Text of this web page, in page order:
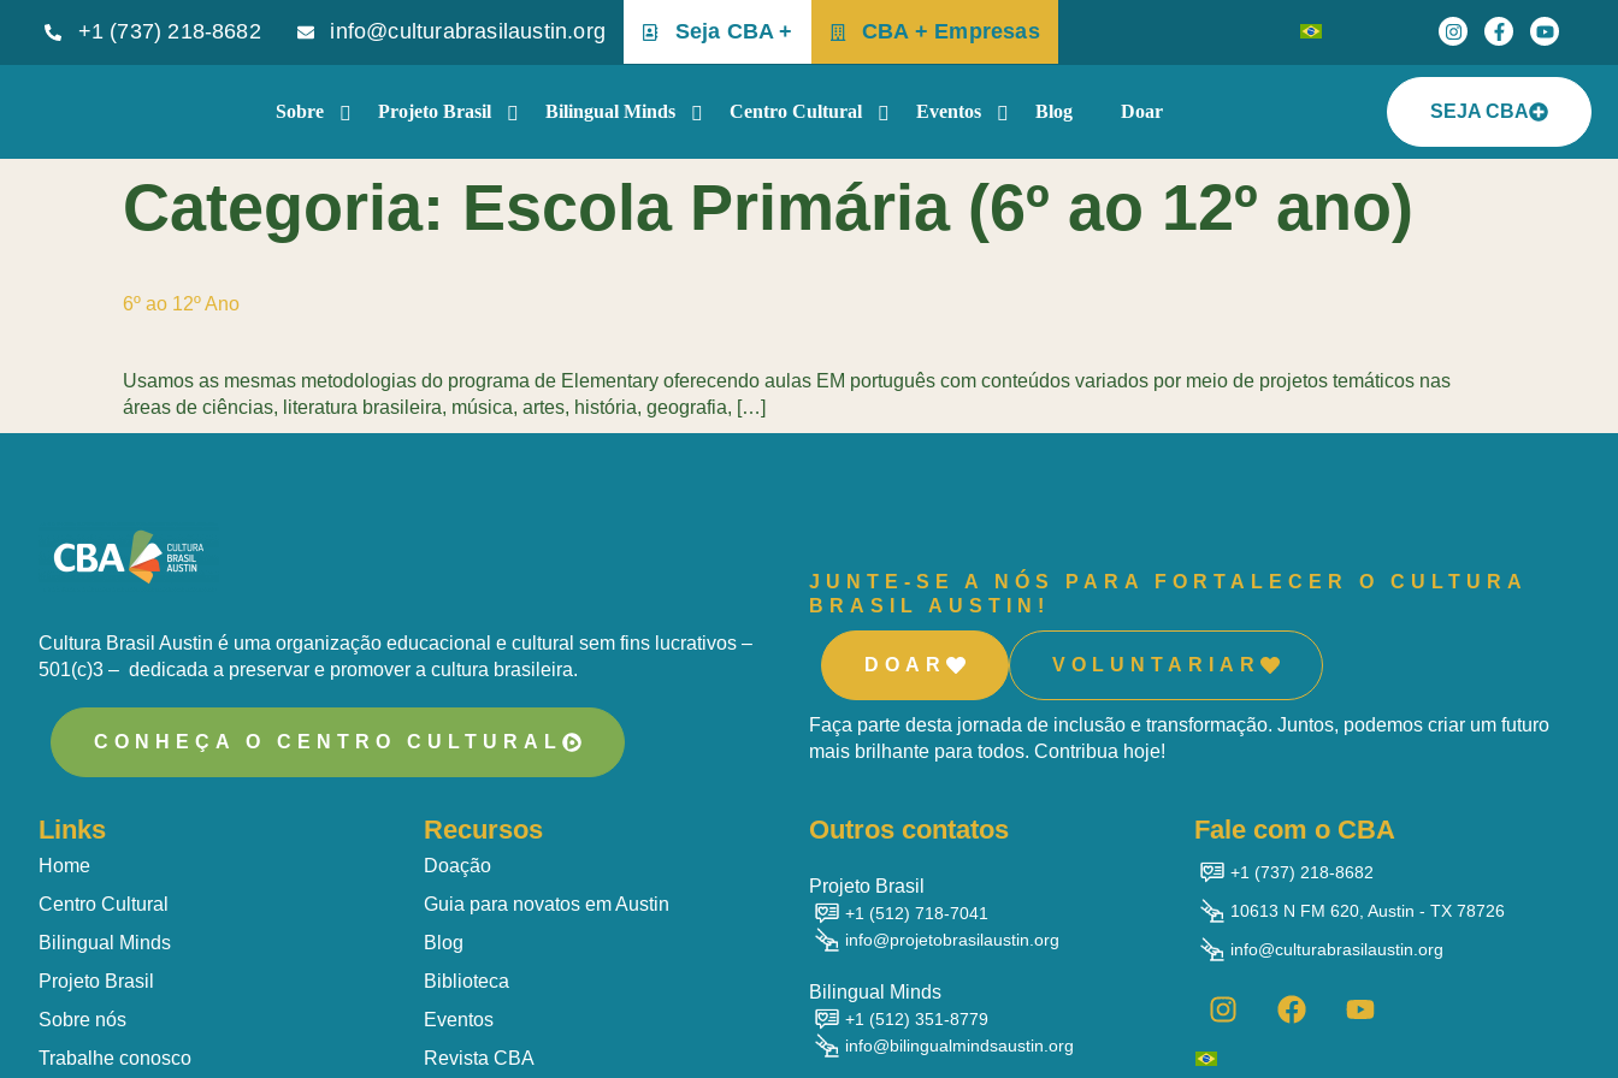
+1 (737) 218-8682 info@culturabrasilaustin.org Seja CBA + CBA + Empresas
Sobre Projeto Brasil Bilingual Minds Centro Cultural Eventos Blog Doar SEJA CBA
Categoria: Escola Primária (6º ao 12º ano)
6º ao 12º Ano
Usamos as mesmas metodologias do programa de Elementary oferecendo aulas EM português com conteúdos variados por meio de projetos temáticos nas
áreas de ciências, literatura brasileira, música, artes, história, geografia, […]
Cultura Brasil Austin é uma organização educacional e cultural sem fins lucrativos –
501(c)3 – dedicada a preservar e promover a cultura brasileira.
CONHEÇA O CENTRO CULTURAL
JUNTE-SE A NÓS PARA FORTALECER O CULTURA
BRASIL AUSTIN!
DOAR VOLUNTARIAR
Faça parte desta jornada de inclusão e transformação. Juntos, podemos criar um futuro
mais brilhante para todos. Contribua hoje!
Links
Home
Centro Cultural
Bilingual Minds
Projeto Brasil
Sobre nós
Trabalhe conosco
Recursos
Doação
Guia para novatos em Austin
Blog
Biblioteca
Eventos
Revista CBA
Outros contatos
Projeto Brasil
+1 (512) 718-7041
info@projetobrasilaustin.org
Bilingual Minds
+1 (512) 351-8779
info@bilingualmindsaustin.org
Fale com o CBA
+1 (737) 218-8682
10613 N FM 620, Austin - TX 78726
info@culturabrasilaustin.org